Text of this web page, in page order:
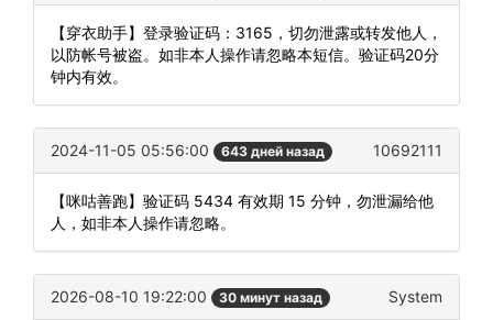
【穿衣助手】登录验证码：3165，切勿泄露或转发他人，
以防帐号被盗。如非本人操作请忽略本短信。验证码20分
钟内有效。
2024-11-05 05:56:00 643 дней назад 10692111
【咪咕善跑】验证码 5434 有效期 15 分钟，勿泄漏给他
人，如非本人操作请忽略。
2026-08-10 19:22:00 30 минут назад System